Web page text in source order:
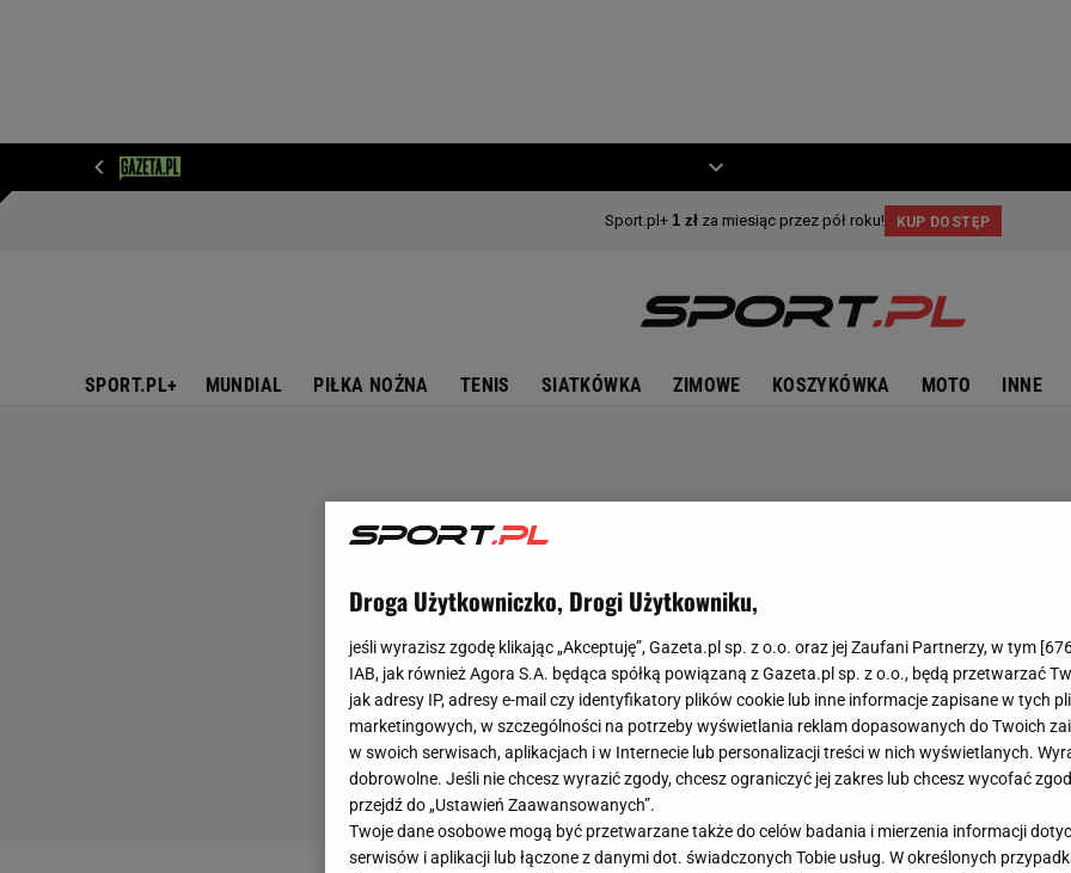
SPORT.PL+ MUNDIAL PIŁKA NOŻNA TENIS SIATKÓWKA ZIMOWE KOSZYKÓWKA MOTO INNE
Droga Użytkowniczko, Drogi Użytkowniku,
jeśli wyrazisz zgodę klikając „Akceptuję”, Gazeta.pl sp. z o.o. oraz jej Zaufani Partnerzy, w tym [
IAB, jak również Agora S.A. będąca spółką powiązaną z Gazeta.pl sp. z o.o., będą przetwarzać
jak adresy IP, adresy e-mail czy identyfikatory plików cookie lub inne informacje zapisane w tych
marketingowych, w szczególności na potrzeby wyświetlania reklam dopasowanych do Twoich
w swoich serwisach, aplikacjach i w Internecie lub personalizacji treści w nich wyświetlanych.
dobrowolne. Jeśli nie chcesz wyrazić zgody, chcesz ograniczyć jej zakres lub chcesz wycofać
przejdź do „Ustawień Zaawansowanych”.
Twoje dane osobowe mogą być przetwarzane także do celów badania i mierzenia informacji
serwisów i aplikacji lub łączone z danymi dot. świadczonych Tobie usług. W określonych